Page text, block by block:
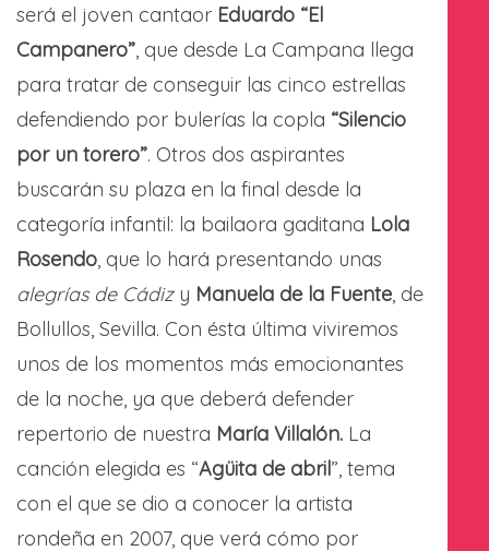
será el joven cantaor Eduardo “El
Campanero”, que desde La Campana llega
para tratar de conseguir las cinco estrellas
defendiendo por bulerías la copla “Silencio
por un torero”. Otros dos aspirantes
buscarán su plaza en la final desde la
categoría infantil: la bailaora gaditana Lola
Rosendo, que lo hará presentando unas
alegrías de Cádizy Manuela de la Fuente, de
Bollullos, Sevilla. Con ésta última viviremos
unos de los momentos más emocionantes
de la noche, ya que deberá defender
repertorio de nuestra María Villalón. La
canción elegida es “Agüita de abril”, tema
con el que se dio a conocer la artista
rondeña en 2007, que verá cómo por